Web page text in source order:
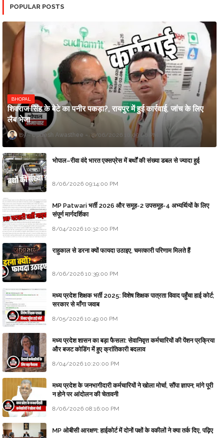
POPULAR POSTS
BHOPAL
शिवराज सिंह के बेटे का पनीर पकड़ा?, रायपुर में हुई कार्रवाई, जांच के लिए
लैब भेजा
Updesh Awasthee 8/06/2026 10:09:00 PM
भोपाल–रीवा वंदे भारत एक्सप्रेस में बर्थों की संख्या डबल से ज्यादा हुई
8/06/2026 09:14:00 PM
MP Patwari भर्ती 2026 और समूह-2 उपसमूह-4 अभ्यर्थियों के लिए
संपूर्ण मार्गदर्शिका
8/04/2026 10:32:00 PM
राहुकाल से डरना क्यों फायदा उठाइए, चमत्कारी परिणाम मिलते हैं
8/06/2026 10:39:00 PM
मध्य प्रदेश शिक्षक भर्ती 2025: विशेष शिक्षक पात्रता विवाद पहुँचा हाई कोर्ट;
सरकार से माँगा जवाब
8/05/2026 10:49:00 PM
मध्य प्रदेश शासन का बड़ा फैसला: सेवानिवृत्त कर्मचारियों की पेंशन प्रक्रिया
और बजट कोडिंग में हुए क्रांतिकारी बदलाव
8/04/2026 10:20:00 PM
मध्य प्रदेश के जनभागीदारी कर्मचारियों ने खोला मोर्चा, सौंपा ज्ञापन; मांगे पूरी
न होने पर आंदोलन की चेतावनी
8/06/2026 08:16:00 PM
MP ओबीसी आरक्षण: हाईकोर्ट में दोनों पक्षों के वकीलों ने क्या तर्क दिए, पढ़िए